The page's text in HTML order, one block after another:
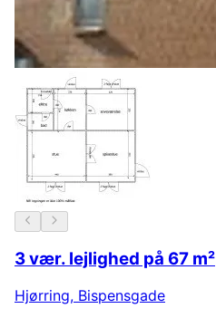
3 vær. lejlighed på 67 m²
Hjørring, Bispensgade